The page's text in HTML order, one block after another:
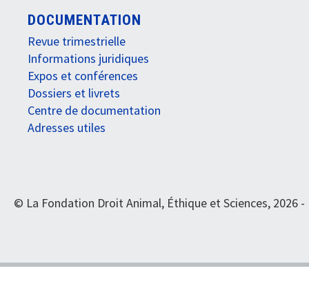
DOCUMENTATION
Revue trimestrielle
Informations juridiques
Expos et conférences
Dossiers et livrets
Centre de documentation
Adresses utiles
© La Fondation Droit Animal, Éthique et Sciences, 2026 -